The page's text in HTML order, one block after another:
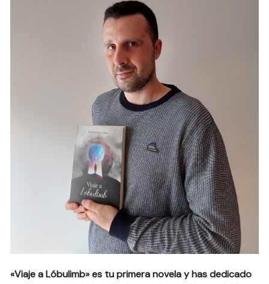
«Viaje a Lóbulimb» es tu primera novela y has dedicado